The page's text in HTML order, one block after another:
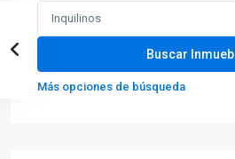
Inquilinos
Más opciones de búsqueda